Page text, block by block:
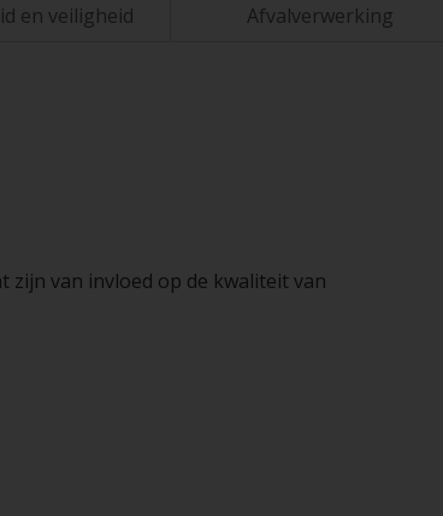
en veiligheid Afvalverwerking
van invloed op de kwaliteit van